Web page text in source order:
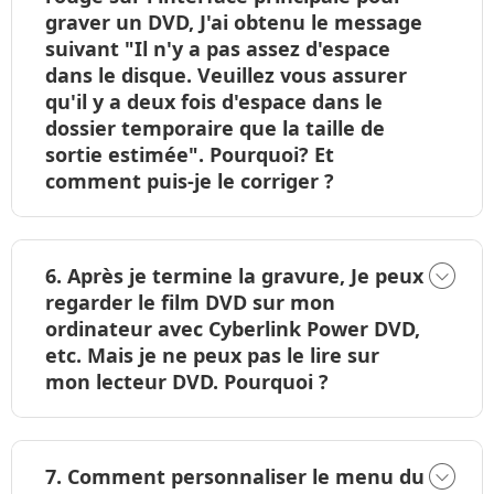
temporaire avant d'être gravé en DVD. Après
la gravure se fait, tous les contenus
temporaires seront supprimés
automatiquement par notre programme.
graver un DVD, J'ai obtenu le message
suivant "Il n'y a pas assez d'espace
dans le disque. Veuillez vous assurer
qu'il y a deux fois d'espace dans le
dossier temporaire que la taille de
sortie estimée". Pourquoi? Et
comment puis-je le corriger ?
un autre répertoire pour les fichiers
temporaires. Peut-être le répertoire courant
que vous souhaitez utiliser ne dispose pas
d'espace suffisante pour permettre la
gravure. De manière générale, vous devez
suffisante pour la gravure.
6. Après je termine la gravure, Je peux
regarder le film DVD sur mon
ordinateur avec Cyberlink Power DVD,
etc. Mais je ne peux pas le lire sur
mon lecteur DVD. Pourquoi ?
format vidéo que vous sélectionnez, PAL ou
7. Comment personnaliser le menu du